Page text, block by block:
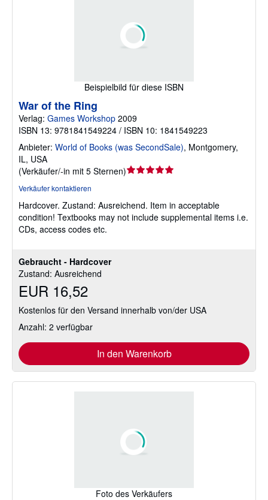
Beispielbild für diese ISBN
Gebraucht - Hardcover
Zustand: Ausreichend
EUR 16,52
Kostenlos für den Versand innerhalb von/der USA
Anzahl: 2 verfügbar
In den Warenkorb
War of the Ring
Verlag: Games Workshop 2009
ISBN 13: 9781841549224 / ISBN 10: 1841549223
Anbieter: World of Books (was SecondSale), Montgomery,
IL, USA
(Verkäufer/-in mit 5 Sternen)Verkäuferbewertung
5
Sternen
Verkäufer kontaktieren
Hardcover. Zustand: Ausreichend. Item in acceptable
condition! Textbooks may not include supplemental items i.e.
CDs, access codes etc.
Foto des Verkäufers